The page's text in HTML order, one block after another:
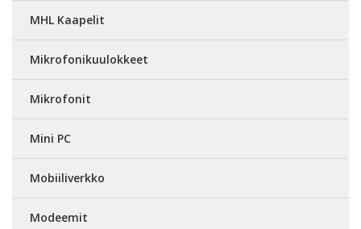
MHL Kaapelit
Mikrofonikuulokkeet
Mikrofonit
Mini PC
Mobiiliverkko
Modeemit